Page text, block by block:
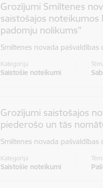
Grozījumi Smiltenes
saistošajos noteikumos
padomju nolikums"
Smiltenes novada
Kategorija
Saistošie noteikumi
Grozījumi saistošajos
piederošo un tās
Smiltenes novada
Kategorija
Saistošie noteikumi